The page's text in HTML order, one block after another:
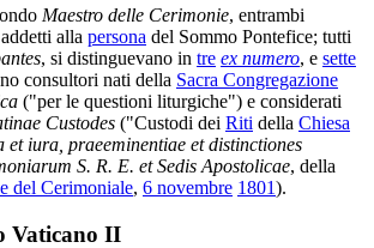
Maestro delle Cerimonie, entrambi
alla persona del Sommo Pontefice; tutti
, si distinguevano in tre ex numero, e sette
consultori nati della Sacra Congregazione
("per le questioni liturgiche") e considerati
Custodes ("Custodi dei Riti della Chiesa
et iura, praeeminentiae et distinctiones
S. R. E. et Sedis Apostolicae, della
del Cerimoniale, 6 novembre 1801).
Vaticano II